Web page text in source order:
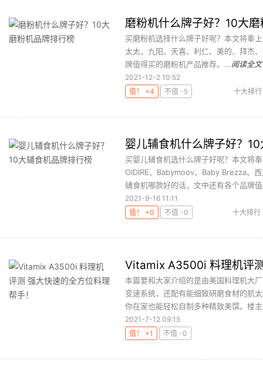
磨粉机什么牌子好？10大
买磨粉机选择什么牌子好呢？本文将奉
太太、九阳、天喜、利仁、美的、拜杰
牌值得买的磨粉机产品推荐。...阅读全文
2021-12-2 10:52
值！ +4
不值 -5 十大排行
婴儿辅食机什么牌子好？
买婴儿辅食机选什么牌子好呢？本文将
OIDIRE、Babymoov、Baby Brezza、
辅食机哪款好的话，文中还有各个品牌
2021-9-16 11:11
值！ +0
不值 -0 十大排行
Vitamix A3500i 料理机评
本篇要和大家介绍的是由美国料理机大
变速系统，还配有能细致研磨食材的航
你在家也能轻松自制多种精致美馔。楼
2021-7-12 09:15
值！ +1
不值 -0